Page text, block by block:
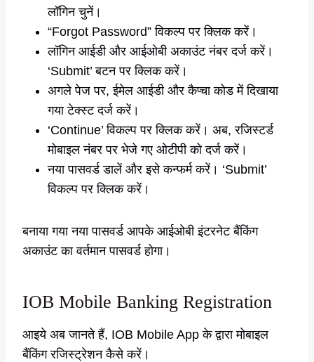
लॉगिन चुनें।
“Forgot Password” विकल्प पर क्लिक करें।
लॉगिन आईडी और आईओबी अकाउंट नंबर दर्ज करें।
‘Submit’ बटन पर क्लिक करें।
अगले पेज पर, ईमेल आईडी और कैप्चा कोड में दिखाया
गया टेक्स्ट दर्ज करें।
‘Continue’ विकल्प पर क्लिक करें। अब, रजिस्टर्ड
मोबाइल नंबर पर भेजे गए ओटीपी को दर्ज करें।
नया पासवर्ड डालें और इसे कन्फर्म करें। ‘Submit’
विकल्प पर क्लिक करें।
बनाया गया नया पासवर्ड आपके आईओबी इंटरनेट बैंकिंग
अकाउंट का वर्तमान पासवर्ड होगा।
IOB Mobile Banking Registration
आइये अब जानते हैं, IOB Mobile App के द्वारा मोबाइल
बैंकिंग रजिस्ट्रेशन कैसे करें।